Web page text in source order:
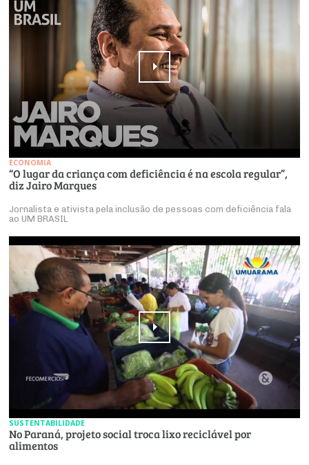
ECONOMIA
“O lugar da criança com deficiência é na escola regular”,
diz Jairo Marques
Jornalista e ativista pela inclusão de pessoas com deficiência fala
ao UM BRASIL
SUSTENTABILIDADE
No Paraná, projeto social troca lixo reciclável por
alimentos